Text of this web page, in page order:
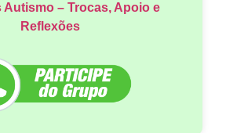
Autismo – Trocas, Apoio e
Reflexões